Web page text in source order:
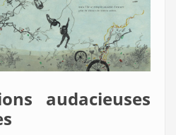
audacieuses